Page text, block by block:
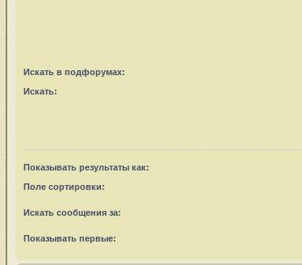
Искать в подфорумах:
Искать:
Показывать результаты как:
Поле сортировки:
Искать сообщения за:
Показывать первые: